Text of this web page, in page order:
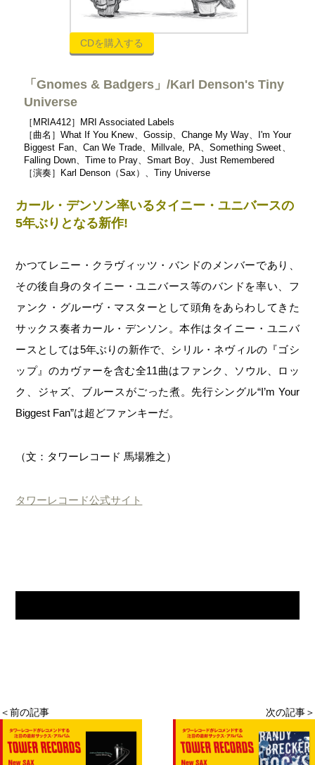
CDを購入する
「Gnomes & Badgers」/Karl Denson's Tiny
Universe
［MRIA412］MRI Associated Labels
［曲名］What If You Knew、Gossip、Change My Way、I'm Your
Biggest Fan、Can We Trade、Millvale, PA、Something Sweet、
Falling Down、Time to Pray、Smart Boy、Just Remembered
［演奏］Karl Denson（Sax）、Tiny Universe
カール・デンソン率いるタイニー・ユニバースの
5年ぶりとなる新作!
かつてレニー・クラヴィッツ・バンドのメンバーであり、
その後自身のタイニー・ユニバース等のバンドを率い、フ
ァンク・グルーヴ・マスターとして頭角をあらわしてきた
サックス奏者カール・デンソン。本作はタイニー・ユニバ
ースとしては5年ぶりの新作で、シリル・ネヴィルの『ゴシ
ップ』のカヴァーを含む全11曲はファンク、ソウル、ロッ
ク、ジャズ、ブルースがごった煮。先行シングル“I’m Your
Biggest Fan”は超どファンキーだ。
（文：タワーレコード 馬場雅之）
タワーレコード公式サイト
＜前の記事 次の記事＞